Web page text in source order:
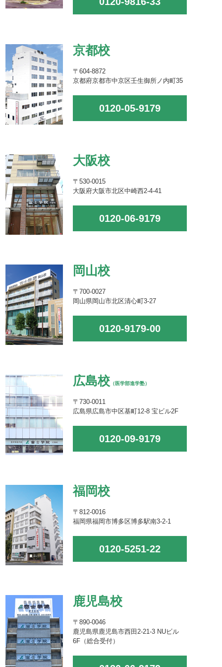
京都校
〒604-8872
京都府京都市中京区壬生御所ノ内町35
0120-05-9179
大阪校
〒530-0015
大阪府大阪市北区中崎西2-4-41
0120-06-9179
岡山校
〒700-0027
岡山県岡山市北区清心町3-27
0120-9179-00
広島校 （医学部進学塾）
〒730-0011
広島県広島市中区基町12-8 宝ビル2F
0120-09-9179
福岡校
〒812-0016
福岡県福岡市博多区博多駅南3-2-1
0120-5251-22
鹿児島校
〒890-0046
鹿児島県鹿児島市西田2-21-3 NUビル
6F（総合受付）